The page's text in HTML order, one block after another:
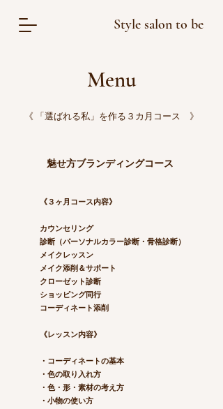
Style salon to be
Menu
《 「​選ばれる私」を作る３カ月コース 》
魅せ方ブランディングコース
《３ヶ月コース内容》
カウンセリング
診断（パーソナルカラー診断・骨格診断）
メイクレッスン
メイク添削＆サポート
クローゼット診断
ショッピング同行
コーディネート添削
《レッスン内容》
​・コーディネートの基本
​・色の取り入れ方
​・色・形・素材の考え方
・小物の使い方